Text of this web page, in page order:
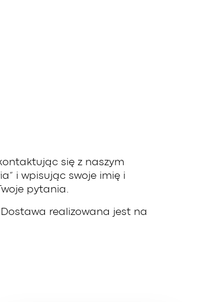
się z naszym
i wpisując swoje imię i
pytania.
realizowana jest na